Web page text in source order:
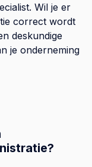
Wil je er
correct wordt
deskundige
je onderneming